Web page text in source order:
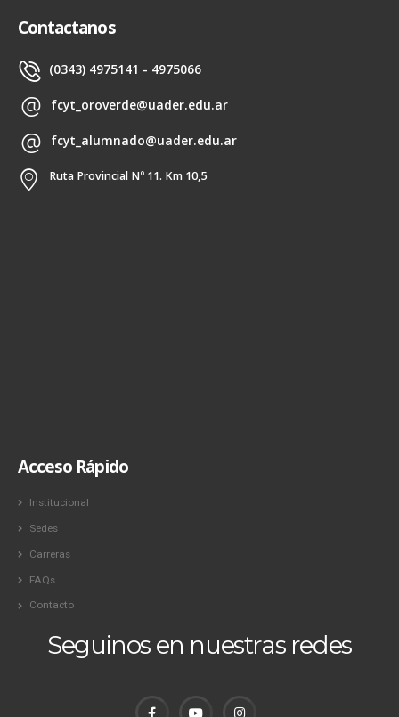
Contactanos
(0343) 4975141 - 4975066
fcyt_oroverde@uader.edu.ar
fcyt_alumnado@uader.edu.ar
Ruta Provincial Nº 11. Km 10,5
Acceso Rápido
Institucional
Sedes
Carreras
FAQs
Contacto
Seguinos en nuestras redes